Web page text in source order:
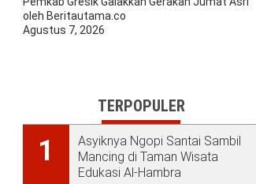
oleh Beritautama.co
Agustus 7, 2026
TERPOPULER
1
Asyiknya Ngopi Santai Sambil
Mancing di Taman Wisata
Edukasi Al-Hambra